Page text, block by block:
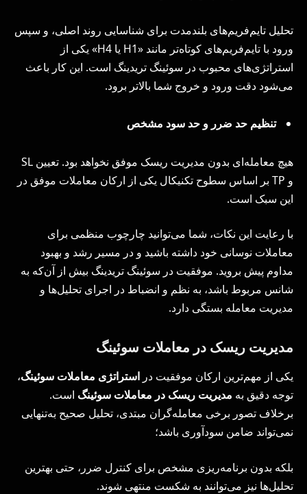
تحلیل تایم‌فریم‌های بلندمدت برای شناسایی روند اصلی، و سپس
ورود با تایم‌فریم‌های کوتاه‌تر مانند «H1 یا H4» یکی از
استراتژی‌های محبوب در سوئینگ تریدینگ است. این کار باعث
می‌شود دقت ورود و خروج شما بالاتر برود.
تنظیم حد ضرر و حد سود مشخص
هیچ معامله‌ای بدون مدیریت ریسک موفق نخواهد بود. تعیین SL
و TP بر اساس سطوح تکنیکال یکی از ارکان معاملات موفق در
این سبک است.
با رعایت این نکات، شما می‌توانید چارچوب منظمی برای
معاملات نوسانی خود داشته باشید و در مسیر رشد و بهبود
مداوم پیش بروید. موفقیت در سوئینگ تریدینگ بیش از آن‌که به
شانس مربوط باشد، به نظم و انضباط در اجرای تحلیل‌ها و
مدیریت معامله بستگی دارد.
مدیریت ریسک در معاملات سوئینگ
یکی از مهم‌ترین ارکان موفقیت در استراتژی معاملات سوئینگ،
توجه دقیق به مدیریت ریسک در معاملات سوئینگ است.
برخلاف تصور برخی معامله‌گران مبتدی، تحلیل صحیح به‌تنهایی
نمی‌تواند ضامن سودآوری باشد؛
بلکه بدون برنامه‌ریزی مشخص برای کنترل ضرر، حتی بهترین
تحلیل‌ها نیز می‌توانند به شکست منتهی شوند.